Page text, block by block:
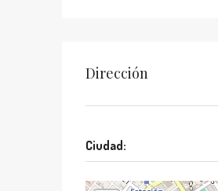
Dirección
Ciudad: